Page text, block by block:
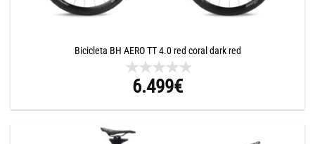
Bicicleta BH AERO TT 4.0 red coral dark red
6.499€